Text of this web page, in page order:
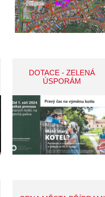
DOTACE - ZELENÁ
ÚSPORÁM